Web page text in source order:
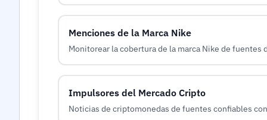
Menciones de la Marca Nike
Monitorear la cobertura de la marca Nike de fuentes
Impulsores del Mercado Cripto
Noticias de criptomonedas de fuentes confiables